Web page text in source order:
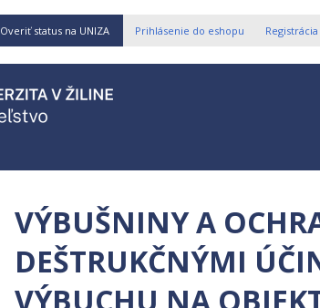
Overiť status na UNIZA Prihlásenie do eshopu Registrácia
VÝBUŠNINY A
DEŠTRUKČNÝMI